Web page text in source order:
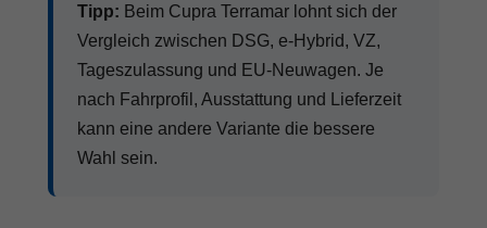
Tipp: Beim Cupra Terramar lohnt sich der
Vergleich zwischen DSG, e-Hybrid, VZ,
Tageszulassung und EU-Neuwagen. Je
nach Fahrprofil, Ausstattung und Lieferzeit
kann eine andere Variante die bessere
Wahl sein.